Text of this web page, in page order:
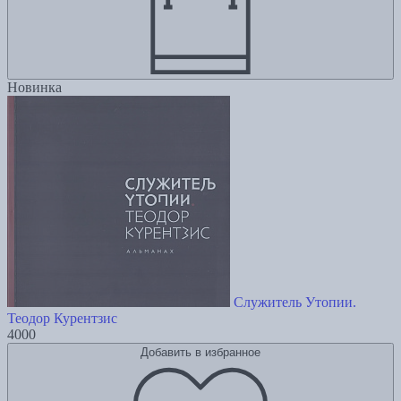
Новинка
Служитель Утопии.
Теодор Курентзис
4000
Добавить в избранное